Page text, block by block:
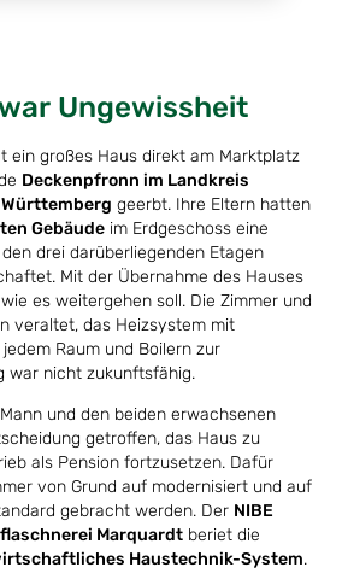
Ungewissheit
ein großes Haus direkt am Marktplatz
Deckenpfronn im Landkreis
geerbt. Ihre Eltern hatten
Gebäude im Erdgeschoss eine
drei darüberliegenden Etagen
Mit der Übernahme des Hauses
es weitergehen soll. Die Zimmer und
veraltet, das Heizsystem mit
Raum und Boilern zur
war nicht zukunftsfähig.
und den beiden erwachsenen
getroffen, das Haus zu
als Pension fortzusetzen. Dafür
von Grund auf modernisiert und auf
gebracht werden. Der NIBE
Marquardt beriet die
Haustechnik-System.